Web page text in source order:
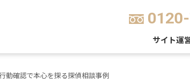
サイト運
動確認で本心を探る探偵相談事例